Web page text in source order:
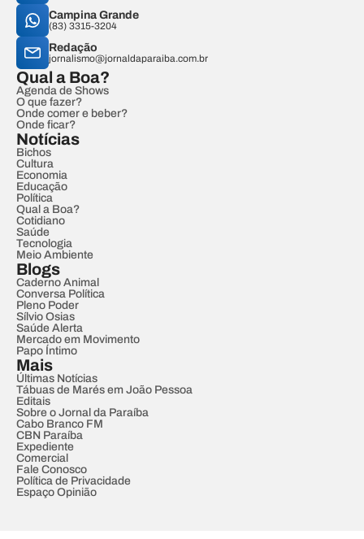
Campina Grande
(83) 3315-3204
Redação
jornalismo@jornaldaparaiba.com.br
Qual a Boa?
Agenda de Shows
O que fazer?
Onde comer e beber?
Onde ficar?
Notícias
Bichos
Cultura
Economia
Educação
Política
Qual a Boa?
Cotidiano
Saúde
Tecnologia
Meio Ambiente
Blogs
Caderno Animal
Conversa Política
Pleno Poder
Sílvio Osias
Saúde Alerta
Mercado em Movimento
Papo Íntimo
Mais
Últimas Notícias
Tábuas de Marés em João Pessoa
Editais
Sobre o Jornal da Paraíba
Cabo Branco FM
CBN Paraíba
Expediente
Comercial
Fale Conosco
Política de Privacidade
Espaço Opinião